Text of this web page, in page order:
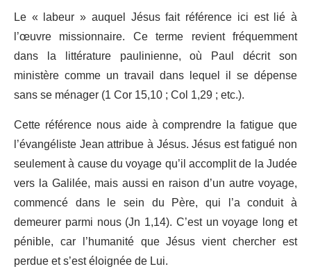
Le « labeur » auquel Jésus fait référence ici est lié à
l’œuvre missionnaire. Ce terme revient fréquemment
dans la littérature paulinienne, où Paul décrit son
ministère comme un travail dans lequel il se dépense
sans se ménager (1 Cor 15,10 ; Col 1,29 ; etc.).
Cette référence nous aide à comprendre la fatigue que
l’évangéliste Jean attribue à Jésus. Jésus est fatigué non
seulement à cause du voyage qu’il accomplit de la Judée
vers la Galilée, mais aussi en raison d’un autre voyage,
commencé dans le sein du Père, qui l’a conduit à
demeurer parmi nous (Jn 1,14). C’est un voyage long et
pénible, car l’humanité que Jésus vient chercher est
perdue et s’est éloignée de Lui.